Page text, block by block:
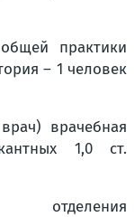
практики
– 1 человек
врачебная
1,0 ст.
отделения